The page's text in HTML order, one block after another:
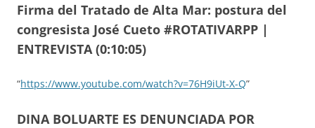
Firma del Tratado de Alta Mar: postura del
congresista José Cueto #ROTATIVARPP |
ENTREVISTA (0:10:05)
“https://www.youtube.com/watch?v=76H9iUt-X-Q”
DINA BOLUARTE ES DENUNCIADA POR